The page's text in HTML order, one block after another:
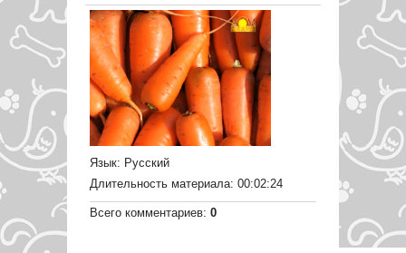
Язык: Русский
Длительность материала: 00:02:24
Всего комментариев: 0